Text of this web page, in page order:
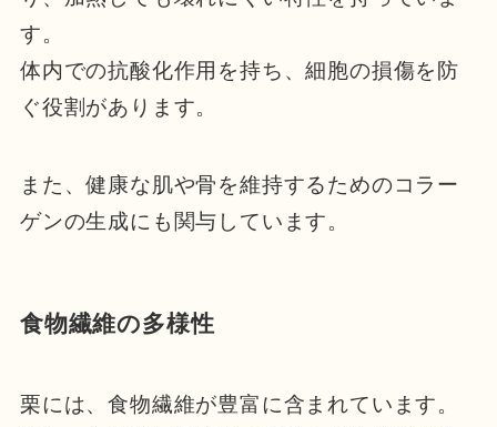
す。
体内での抗酸化作用を持ち、細胞の損傷を防
ぐ役割があります。
また、健康な肌や骨を維持するためのコラー
ゲンの生成にも関与しています。
食物繊維の多様性
栗には、食物繊維が豊富に含まれています。